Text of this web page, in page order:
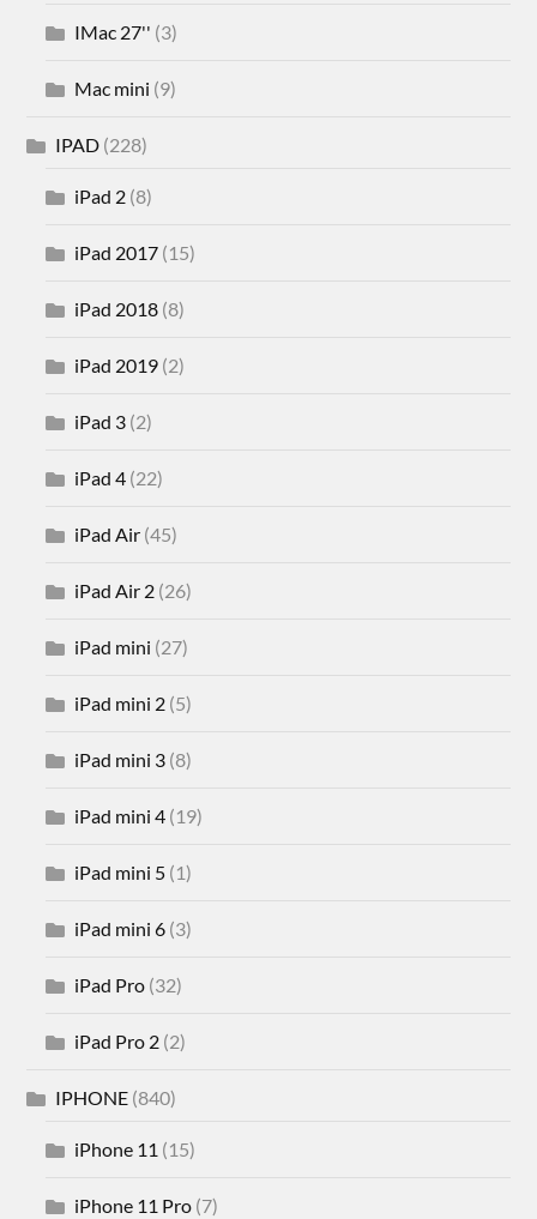
IMac 27'' (3)
Mac mini (9)
IPAD (228)
iPad 2 (8)
iPad 2017 (15)
iPad 2018 (8)
iPad 2019 (2)
iPad 3 (2)
iPad 4 (22)
iPad Air (45)
iPad Air 2 (26)
iPad mini (27)
iPad mini 2 (5)
iPad mini 3 (8)
iPad mini 4 (19)
iPad mini 5 (1)
iPad mini 6 (3)
iPad Pro (32)
iPad Pro 2 (2)
IPHONE (840)
iPhone 11 (15)
iPhone 11 Pro (7)